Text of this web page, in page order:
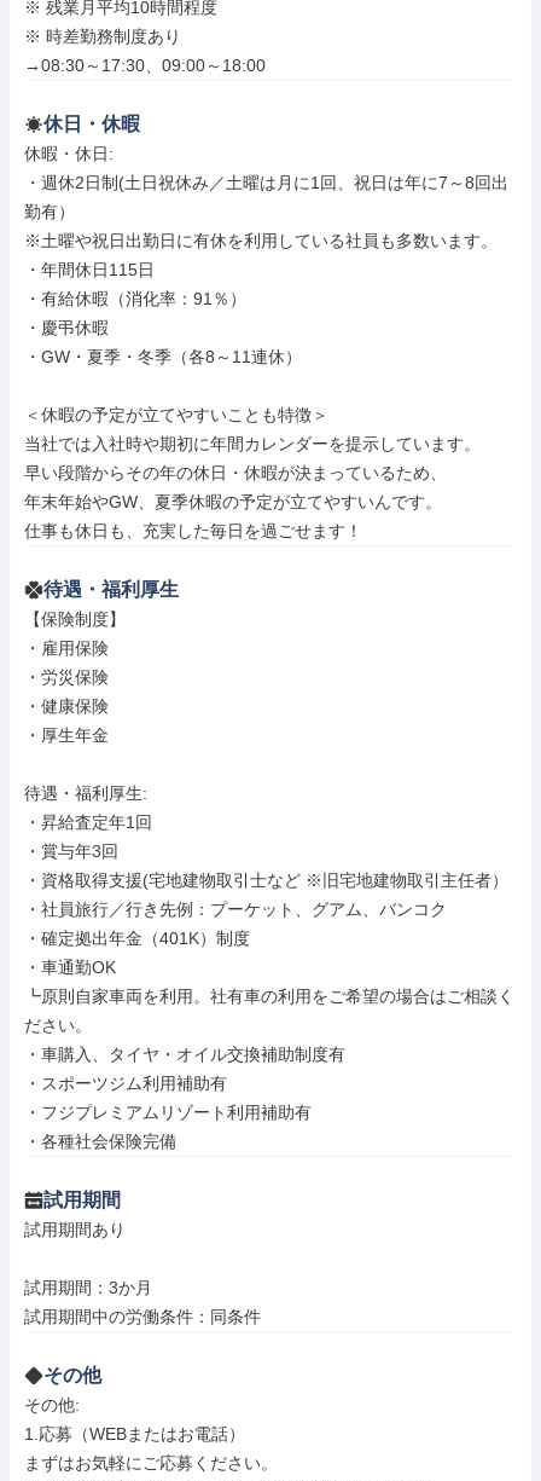
※ 残業月平均10時間程度
※ 時差勤務制度あり
→08:30～17:30、09:00～18:00
休日・休暇
休暇・休日:
・週休2日制(土日祝休み／土曜は月に1回、祝日は年に7～8回出
勤有）
※土曜や祝日出勤日に有休を利用している社員も多数います。
・年間休日115日
・有給休暇（消化率：91％）
・慶弔休暇
・GW・夏季・冬季（各8～11連休）
＜休暇の予定が立てやすいことも特徴＞
当社では入社時や期初に年間カレンダーを提示しています。
早い段階からその年の休日・休暇が決まっているため、
年末年始やGW、夏季休暇の予定が立てやすいんです。
仕事も休日も、充実した毎日を過ごせます！
待遇・福利厚生
【保険制度】
・雇用保険
・労災保険
・健康保険
・厚生年金
待遇・福利厚生:
・昇給査定年1回
・賞与年3回
・資格取得支援(宅地建物取引士など ※旧宅地建物取引主任者）
・社員旅行／行き先例：プーケット、グアム、バンコク
・確定拠出年金（401K）制度
・車通勤OK
┗原則自家車両を利用。社有車の利用をご希望の場合はご相談く
ださい。
・車購入、タイヤ・オイル交換補助制度有
・スポーツジム利用補助有
・フジプレミアムリゾート利用補助有
・各種社会保険完備
試用期間
試用期間あり
試用期間：3か月
試用期間中の労働条件：同条件
その他
その他:
1.応募（WEBまたはお電話）
まずはお気軽にご応募ください。